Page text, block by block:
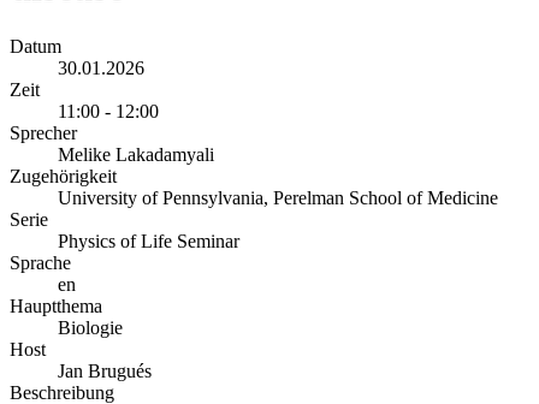
Datum
30.01.2026
Zeit
11:00 - 12:00
Sprecher
Melike Lakadamyali
Zugehörigkeit
University of Pennsylvania, Perelman School of Medicine
Serie
Physics of Life Seminar
Sprache
en
Hauptthema
Biologie
Host
Jan Brugués
Beschreibung